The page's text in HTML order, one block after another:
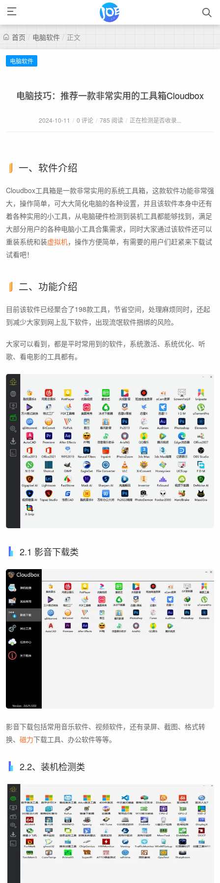
首页 / 电脑软件 / 正文
电脑软件
电脑技巧：推荐一款非常实用的工具箱Cloudbox
2024-10-11 / 0 评论 / 785 阅读 / 正在检测是否收录...
一、软件介绍
Cloudbox工具箱是一款非常实用的系统工具箱，这款软件功能非常强
大，操作简单，可大大简化电脑的各种设置，并且该软件本身中还有
着各种实用的小工具，从电脑硬件检测到装机工具都能够找到，满足
大部分用户的各种电脑小工具合集需求，同时大家通过该软件还可以
重装系统和装虚拟机，操作方便简单，有需要的用户们赶紧来下载试
试看吧！
二、功能介绍
目前该软件已经聚合了198款工具，节省空间，处理麻烦同时，还起
到减少大家到网上乱下软件，出现流氓软件捆绑的风险。
大家可以看到，都是平时常用到的软件，系统激活、系统优化、听
歌、看电影的工具都有。
2.1 影音下载类
影音下载包括常用音乐软件、视频软件，还有录屏、截图、格式转
换、 磁力下载工具、办公软件等等。
2.2、装机检测类